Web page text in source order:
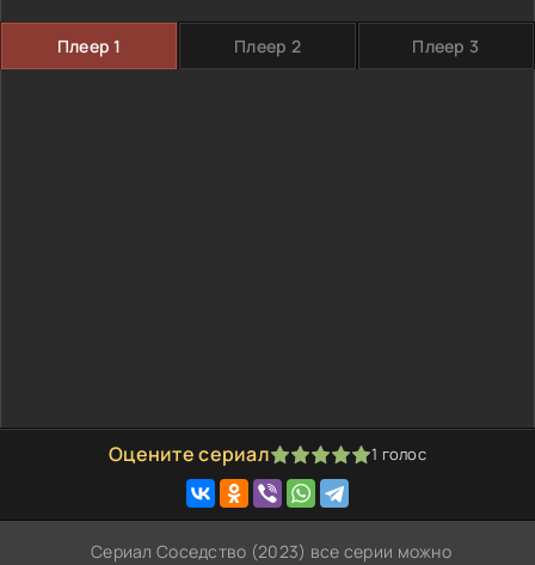
Плеер 1 Плеер 2 Плеер 3
Оцените сериал
1 2 3 4 5 1 голос
Сериал Соседство (2023) все серии можно